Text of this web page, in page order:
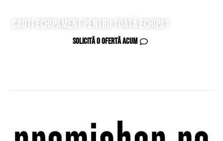
Cauți echipament pentru toată echipa?
Solicită o ofertă acum